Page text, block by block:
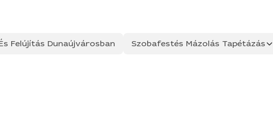
Felújítás Dunaújvárosban Szobafestés Mázolás Tapétázás